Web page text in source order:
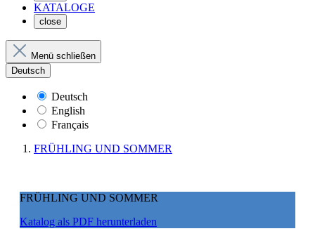
KATALOGE
close
Menü schließen
Deutsch
Deutsch
English
Français
FRÜHLING UND SOMMER
FRÜHLING UND SOMMER
Katalog als PDF herunterladen